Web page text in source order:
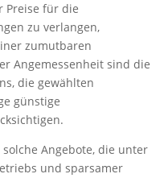
Preise für die
zu verlangen,
zumutbaren
Angemessenheit sind die
die gewählten
günstige
Angebote, die unter
und sparsamer